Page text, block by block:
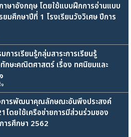
ษาอังกฤษ โดยใช้แบบฝึกการอ่านแบบ
มศึกษาปีที่ 1 โรงเรียนวังวิเศษ ปีการ
ารเรียนรู้กลุ่มสาระการเรียนรู้
ษะคณิตศาสตร์ เรื่อง ทศนิยมและ
งการพัฒนาคุณลักษณะอันพึงประสงค์
โดยใช้เครือข่ายการมีส่วนร่วมของ
ารศึกษา 2562